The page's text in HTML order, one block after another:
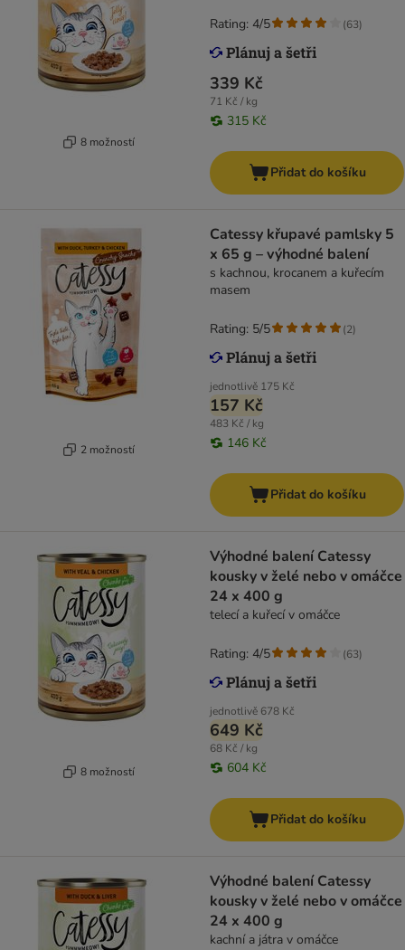
8 možností
339 Kč
71 Kč / kg
315 Kč
Rating: 4/5 (63)
Přidat do košíku
2 možností
Catessy křupavé pamlsky 5
x 65 g – výhodné balení
s kachnou, krocanem a kuřecím
masem
jednotlivě 175 Kč
157 Kč
483 Kč / kg
146 Kč
Rating: 5/5 (2)
Přidat do košíku
8 možností
Výhodné balení Catessy
kousky v želé nebo v omáčce
24 x 400 g
telecí a kuřecí v omáčce
jednotlivě 678 Kč
649 Kč
68 Kč / kg
604 Kč
Rating: 4/5 (63)
Přidat do košíku
Výhodné balení Catessy
kousky v želé nebo v omáčce
24 x 400 g
kachní a játra v omáčce